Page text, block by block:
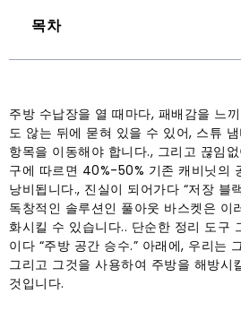
목차
주방 수납장을 열 때마다, 패배감을 느
도 않는 뒤에 묻혀 있을 수 있어, 스튜
항목을 이동해야 합니다., 그리고 끊임
구에 따르면 40%-50% 기존 캐비닛의
낭비됩니다., 진실이 되어가다 “저장 블
독창적인 솔루션인 풀아웃 바스켓은 이
화시킬 수 있습니다.. 단순한 정리 도구
이다 “주방 공간 승수.” 아래에, 우리는
그리고 그것을 사용하여 주방을 해방시
것입니다.